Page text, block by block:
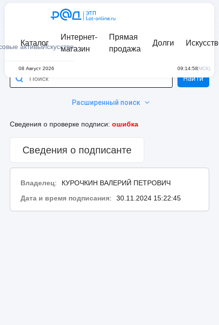
активыИскусство
Каталог
Интернет-
магазин
Прямая
продажа
Долги
08 Август 2026 09:14:58(МСК)
Расширенный поиск
Найти
Сведения о проверке подписи: ошибка
Сведения о подписанте
Владелец:
КУРОЧКИН ВАЛЕРИЙ ПЕТРОВИЧ
Дата и время подписания: 30.11.2024 15:22:45